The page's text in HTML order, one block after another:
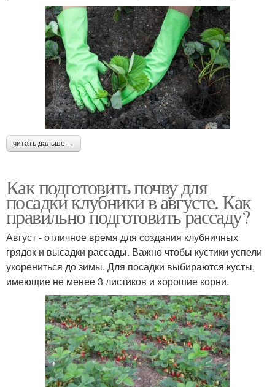
читать дальше →
Как подготовить почву для
посадки клубники в августе. Как
правильно подготовить рассаду?
Август - отличное время для создания клубничных
грядок и высадки рассады. Важно чтобы кустики успели
укорениться до зимы. Для посадки выбираются кусты,
имеющие не менее 3 листиков и хорошие корни.